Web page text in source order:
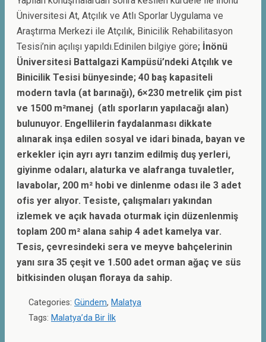
Üniversitesi At, Atçılık ve Atlı Sporlar Uygulama ve
Araştırma Merkezi ile Atçılık, Binicilik Rehabilitasyon
Tesisi’nin açılışı yapıldı.Edinilen bilgiye göre; İnönü
Üniversitesi Battalgazi Kampüsü’ndeki Atçılık ve
Binicilik Tesisi bünyesinde; 40 baş kapasiteli
modern tavla (at barınağı), 6×230 metrelik çim pist
ve 1500 m²manej (atlı sporların yapılacağı alan)
bulunuyor. Engellilerin faydalanması dikkate
alınarak inşa edilen sosyal ve idari binada, bayan ve
erkekler için ayrı ayrı tanzim edilmiş duş yerleri,
giyinme odaları, alaturka ve alafranga tuvaletler,
lavabolar, 200 m² hobi ve dinlenme odası ile 3 adet
ofis yer alıyor. Tesiste, çalışmaları yakından
izlemek ve açık havada oturmak için düzenlenmiş
toplam 200 m² alana sahip 4 adet kamelya var.
Tesis, çevresindeki sera ve meyve bahçelerinin
yanı sıra 35 çeşit ve 1.500 adet orman ağaç ve süs
bitkisinden oluşan floraya da sahip.
Categories: Gündem, Malatya
Tags: Malatya’da Bir İlk